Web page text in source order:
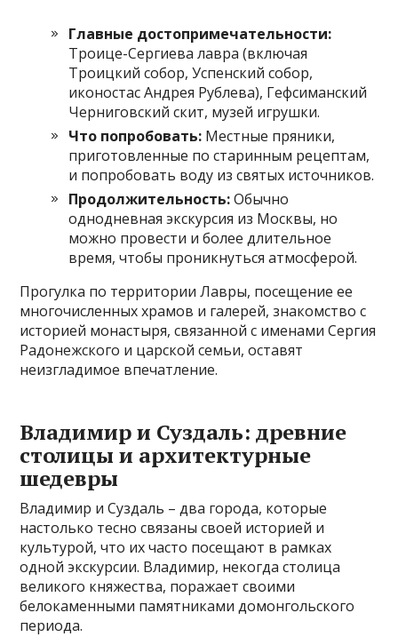
Главные достопримечательности:
Троице-Сергиева лавра (включая
Троицкий собор, Успенский собор,
иконостас Андрея Рублева), Гефсиманский
Черниговский скит, музей игрушки.
Что попробовать: Местные пряники,
приготовленные по старинным рецептам,
и попробовать воду из святых источников.
Продолжительность:Обычно
однодневная экскурсия из Москвы, но
можно провести и более длительное
время, чтобы проникнуться атмосферой.
Прогулка по территории Лавры, посещение ее
многочисленных храмов и галерей, знакомство с
историей монастыря, связанной с именами Сергия
Радонежского и царской семьи, оставят
неизгладимое впечатление.
Владимир и Суздаль: древние
столицы и архитектурные
шедевры
Владимир и Суздаль – два города, которые
настолько тесно связаны своей историей и
культурой, что их часто посещают в рамках
одной экскурсии. Владимир, некогда столица
великого княжества, поражает своими
белокаменными памятниками домонгольского
периода.